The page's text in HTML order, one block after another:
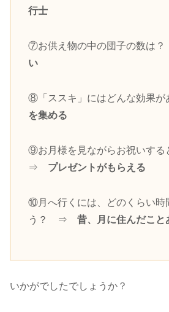
行士
⑦お供え物の中の団子の数
い
⑧「ススキ」にはどんな効果
を集める
⑨お月様を見ながらお祝いす
⇒ プレゼントがもらえる
⑩月へ行くには、どのくらい時
う？ ⇒ 昔、月に住んだこと
いかがでしたでしょうか？